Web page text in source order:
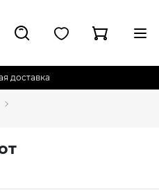
доставка